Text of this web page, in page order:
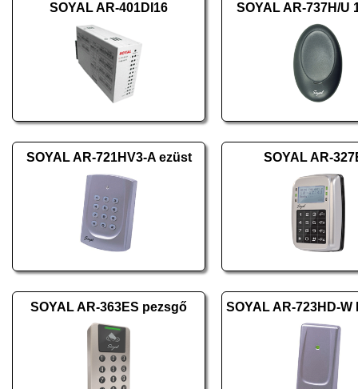
SOYAL AR-401DI16 SOYAL AR-737H/U
SOYAL AR-721HV3-A ezüst SOYAL AR-
SOYAL AR-363ES pezsgő